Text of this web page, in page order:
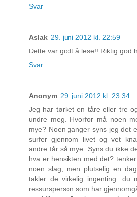
Svar
Aslak 29. juni 2012 kl. 22:59
Dette var godt å lese!! Riktig god
Svar
Anonym 29. juni 2012 kl. 23:34
Jeg har tørket en tåre eller tre
undre meg. Hvorfor må noen
mye? Noen ganger syns jeg det
surfer gjennom livet og vet
andre får så mye. Syns du ikke
hva er hensikten med det?
noen slag, men plutselig en
takler de virkelig ingenting. du
ressursperson som har